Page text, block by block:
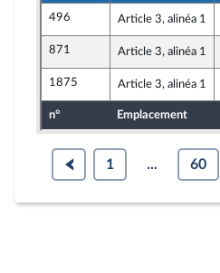
496 Article 3, alinéa 1
871 Article 3, alinéa 1
1875 Article 3, alinéa 1
n° Emplacement
1 ... 60